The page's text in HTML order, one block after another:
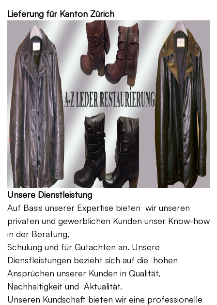
Lieferung für Kanton Zürich
Unsere Dienstleistung
Auf Basis unserer Expertise bieten wir unseren
privaten und gewerblichen Kunden unser Know-how
in der Beratung,
Schulung und für Gutachten an. Unsere
Dienstleistungen bezieht sich auf die hohen
Ansprüchen unserer Kunden in Qualität,
Nachhaltigkeit und Aktualität.
Unseren Kundschaft bieten wir eine professionelle